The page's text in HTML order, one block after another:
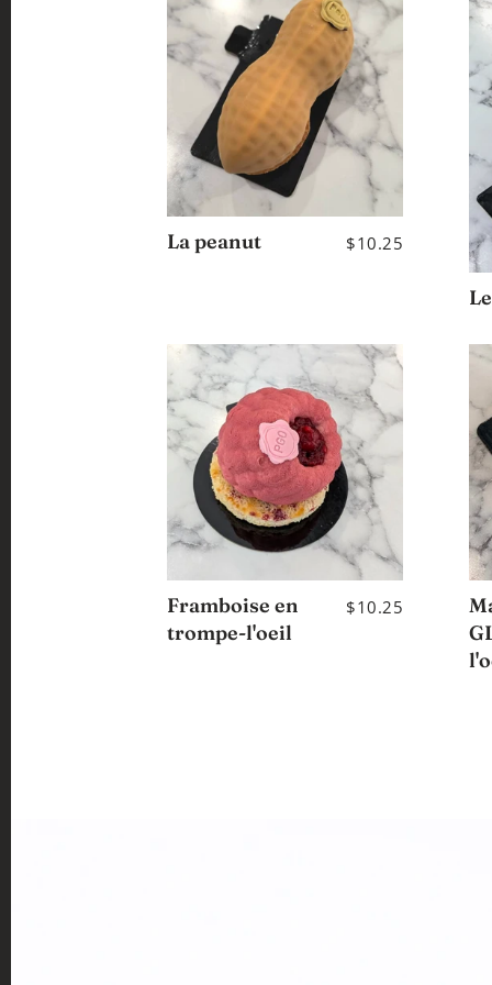
$10.25
La peanut
$10.25
Framboise en
trompe-l'oeil